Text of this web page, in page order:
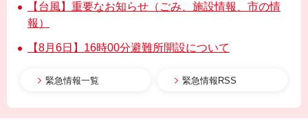
【台風】重要なお知らせ（ごみ、施設情報、市の情
報）
【8月6日】16時00分避難所開設について
緊急情報一覧 緊急情報RSS